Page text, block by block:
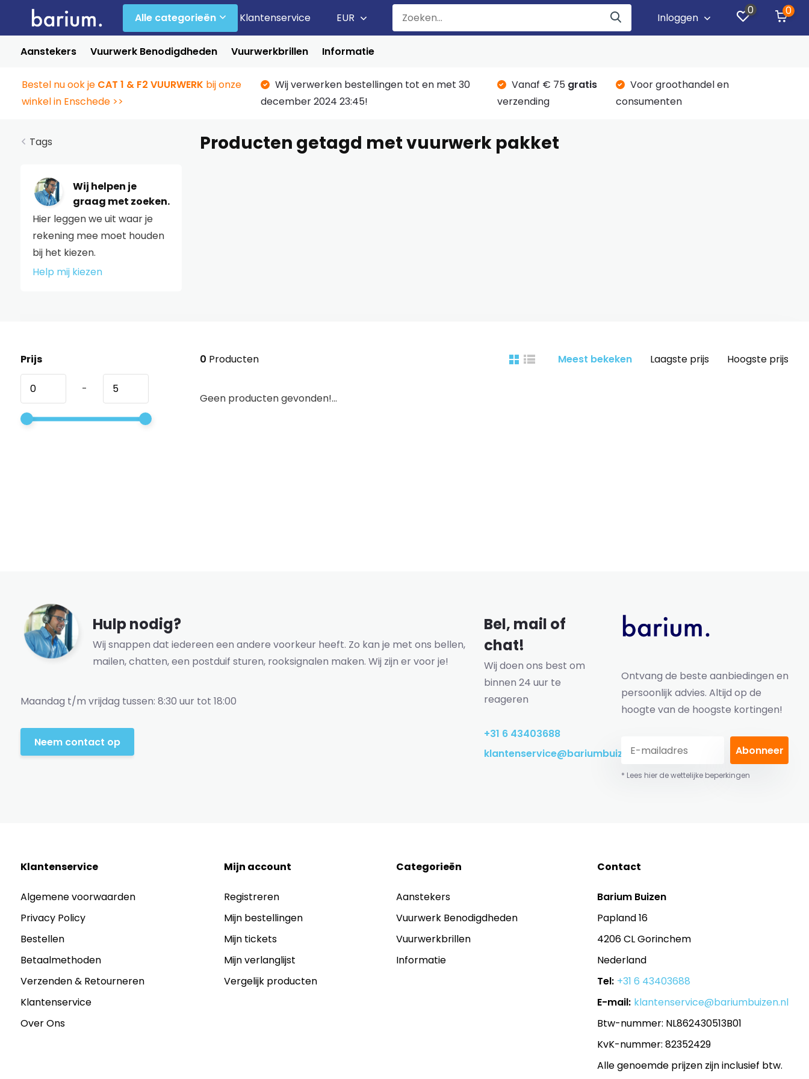
Alle categorieën Klantenservice EUR Inloggen
0 0
Aanstekers Vuurwerk Benodigdheden Vuurwerkbrillen Informatie
Bestel nu ook je CAT 1 & F2 VUURWERK bij onze
winkel in Enschede >>
Wij verwerken bestellingen tot en met 30
december 2024 23:45!
Vanaf € 75 gratis
verzending
Voor groothandel en
consumenten
Tags
Wij helpen je
graag met zoeken.
Hier leggen we uit waar je
rekening mee moet houden
bij het kiezen.
Help mij kiezen
Producten getagd met vuurwerk pakket
Prijs
-
0 Producten Meest bekeken Laagste prijs Hoogste prijs
Geen producten gevonden!...
Hulp nodig?
Wij snappen dat iedereen een andere voorkeur heeft. Zo kan je met ons bellen,
mailen, chatten, een postduif sturen, rooksignalen maken. Wij zijn er voor je!
Maandag t/m vrijdag tussen: 8:30 uur tot 18:00
Neem contact op
Bel, mail of
chat!
Wij doen ons best om
binnen 24 uur te
reageren
+31 6 43403688
klantenservice@bariumbuizen.nl
Ontvang de beste aanbiedingen en
persoonlijk advies. Altijd op de
hoogte van de hoogste kortingen!
Abonneer
* Lees hier de wettelijke beperkingen
Klantenservice
Algemene voorwaarden
Privacy Policy
Bestellen
Betaalmethoden
Verzenden & Retourneren
Klantenservice
Over Ons
Mijn account
Registreren
Mijn bestellingen
Mijn tickets
Mijn verlanglijst
Vergelijk producten
Categorieën
Aanstekers
Vuurwerk Benodigdheden
Vuurwerkbrillen
Informatie
Contact
Barium Buizen
Papland 16
4206 CL Gorinchem
Nederland
Tel: +31 6 43403688
E-mail: klantenservice@bariumbuizen.nl
Btw-nummer: NL862430513B01
KvK-nummer: 82352429
Alle genoemde prijzen zijn inclusief btw.